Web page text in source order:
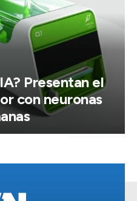
Presentan el
con neuronas